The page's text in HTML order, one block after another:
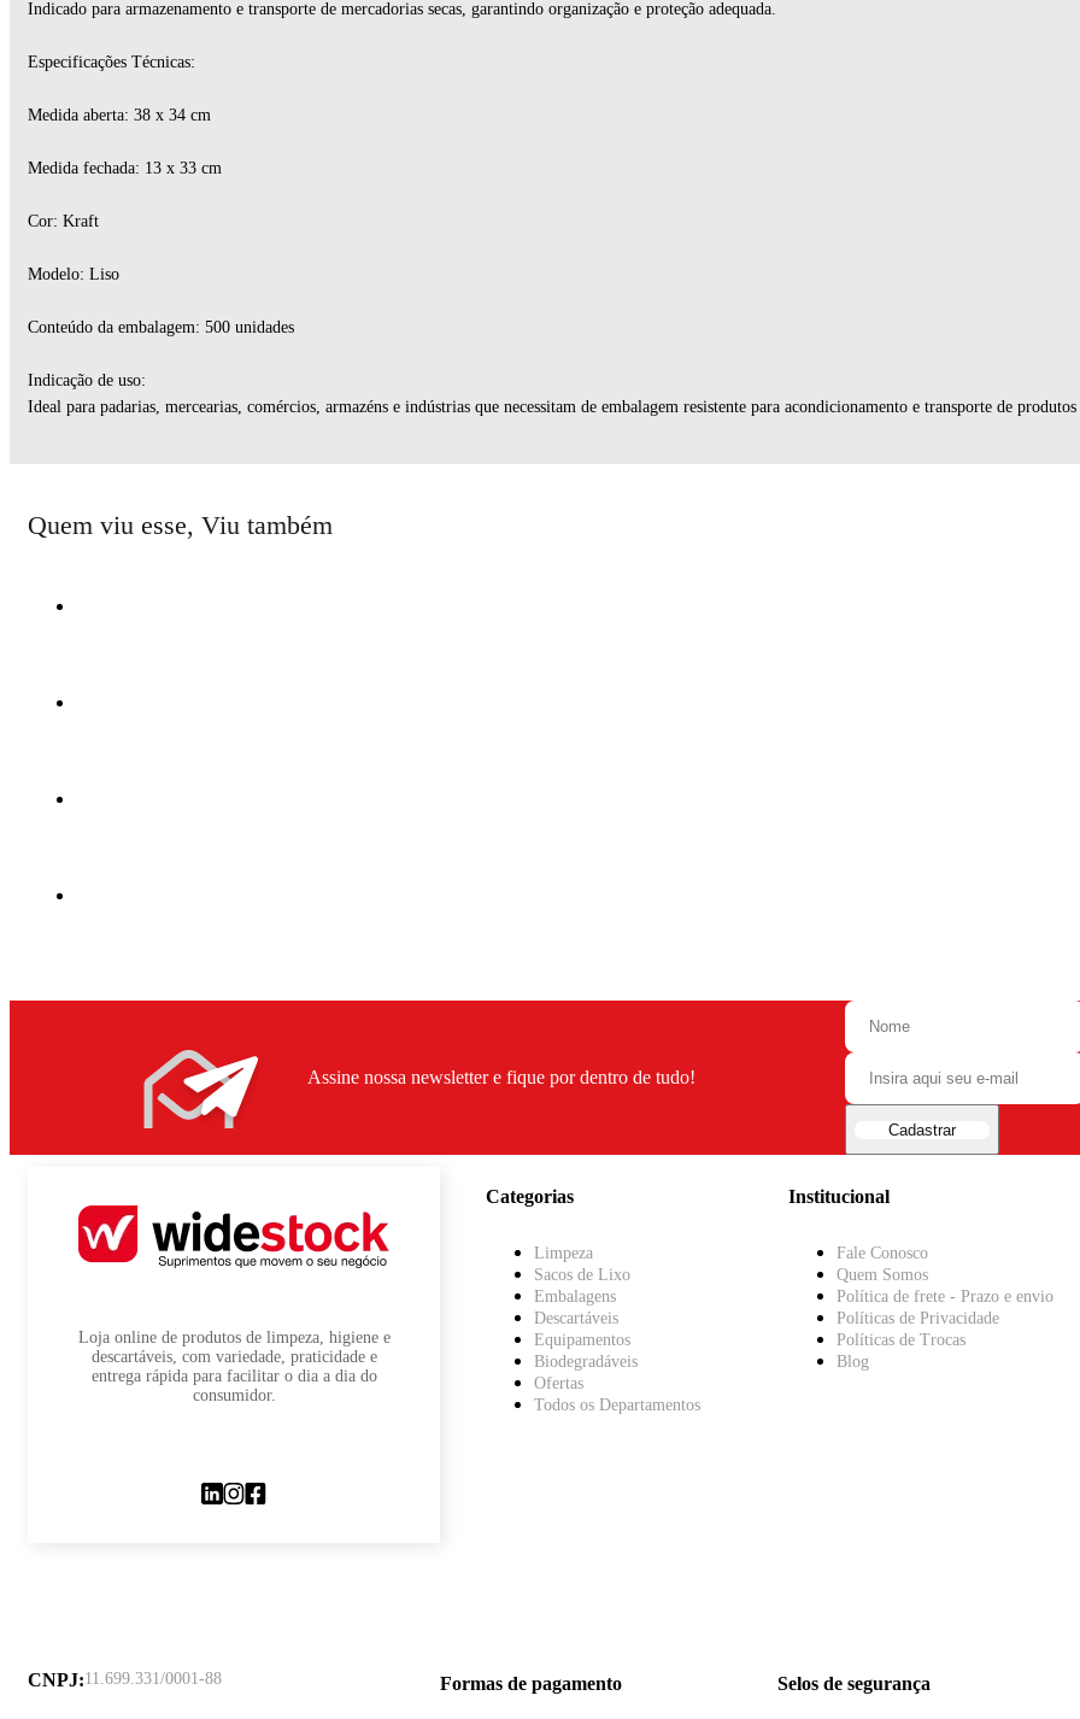
Indicado para armazenamento e transporte de mercadorias secas, garantindo organização e proteção adequada.
Especificações Técnicas:
Medida aberta: 38 x 34 cm
Medida fechada: 13 x 33 cm
Cor: Kraft
Modelo: Liso
Conteúdo da embalagem: 500 unidades
Indicação de uso:
Ideal para padarias, mercearias, comércios, armazéns e indústrias que necessitam de embalagem resistente para acondicionamento e transporte de produtos
Quem viu esse, Viu também
Assine nossa newsletter e fique por dentro de tudo!
Cadastrar
Loja online de produtos de limpeza, higiene e
descartáveis, com variedade, praticidade e
entrega rápida para facilitar o dia a dia do
consumidor.
Categorias
Limpeza
Sacos de Lixo
Embalagens
Descartáveis
Equipamentos
Biodegradáveis
Ofertas
Todos os Departamentos
Institucional
Fale Conosco
Quem Somos
Política de frete - Prazo e envio
Políticas de Privacidade
Políticas de Trocas
Blog
CNPJ:11.699.331/0001-88 Formas de pagamento Selos de segurança